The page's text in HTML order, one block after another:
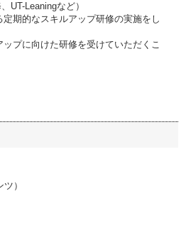
UT-Leaningなど）
期的なスキルアップ研修の実施をし
プに向けた研修を受けていただくこ
）